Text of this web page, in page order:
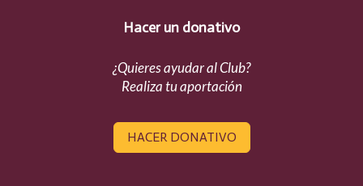
Hacer un donativo
¿Quieres ayudar al Club?
Realiza tu aportación
HACER DONATIVO